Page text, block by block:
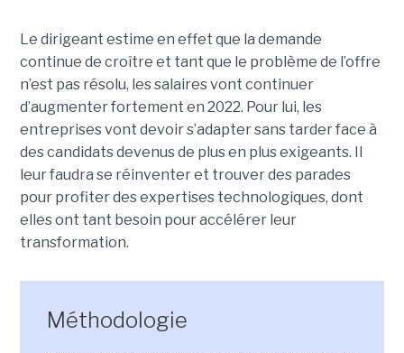
Le dirigeant estime en effet que la demande
continue de croître et tant que le problème de l’offre
n’est pas résolu, les salaires vont continuer
d’augmenter fortement en 2022. Pour lui, les
entreprises vont devoir s’adapter sans tarder face à
des candidats devenus de plus en plus exigeants. Il
leur faudra se réinventer et trouver des parades
pour profiter des expertises technologiques, dont
elles ont tant besoin pour accélérer leur
transformation.
Méthodologie